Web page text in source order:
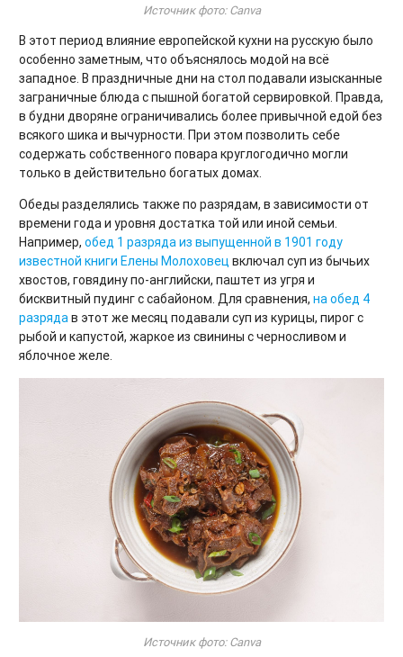
Источник фото: Canva
В этот период влияние европейской кухни на русскую было
особенно заметным, что объяснялось модой на всё
западное. В праздничные дни на стол подавали изысканные
заграничные блюда с пышной богатой сервировкой. Правда,
в будни дворяне ограничивались более привычной едой без
всякого шика и вычурности. При этом позволить себе
содержать собственного повара круглогодично могли
только в действительно богатых домах.
Обеды разделялись также по разрядам, в зависимости от
времени года и уровня достатка той или иной семьи.
Например, обед 1 разряда из выпущенной в 1901 году
известной книги Елены Молоховец включал суп из бычьих
хвостов, говядину по-английски, паштет из угря и
бисквитный пудинг с сабайоном. Для сравнения, на обед 4
разрядав этот же месяц подавали суп из курицы, пирог с
рыбой и капустой, жаркое из свинины с черносливом и
яблочное желе.
Источник фото: Canva